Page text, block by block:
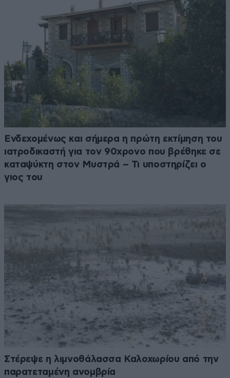
Ενδεχομένως και σήμερα η πρώτη εκτίμηση του
ιατροδικαστή για τον 90χρονο που βρέθηκε σε
καταψύκτη στον Μυστρά – Τι υποστηρίζει ο
γιος του
Στέρεψε η λιμνοθάλασσα Καλοχωρίου από την
παρατεταμένη ανομβρία